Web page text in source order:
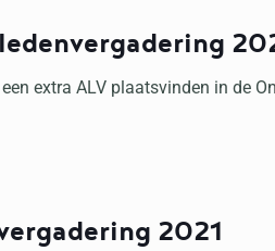
extra ALV plaatsvinden in de
2021